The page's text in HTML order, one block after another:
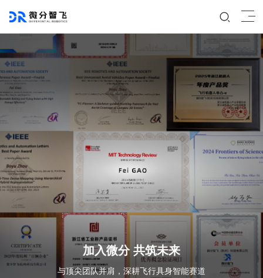
加入微分 共筑未来
与顶尖团队并肩，深耕飞行具身智能赛道